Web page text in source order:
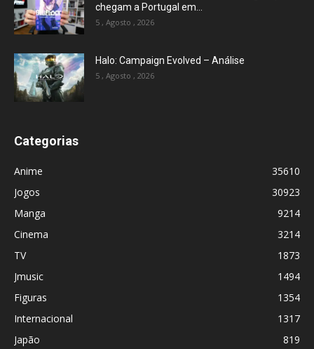
chegam a Portugal em...
5 , Agosto , 2026
Halo: Campaign Evolved – Análise
5 , Agosto , 2026
Categorias
Anime
35610
Jogos
30923
Manga
9214
Cinema
3214
TV
1873
Jmusic
1494
Figuras
1354
Internacional
1317
Japão
819